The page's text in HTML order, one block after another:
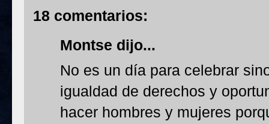
18 comentarios:
Montse dijo...
No es un día para celebrar
igualdad de derechos y
hacer hombres y mujeres